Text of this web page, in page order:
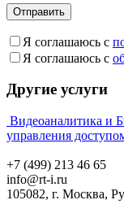
Я соглашаюсь с
Я соглашаюсь с
Другие услуги
Видеоаналитика и
управления
+7 (499) 213 46 65
info@rt-i.ru
105082, г. Москва,